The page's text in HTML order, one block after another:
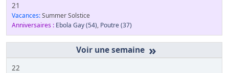
21
Vacances:Summer Solstice
Anniversaires : Ebola Gay(54), Poutre(37)
»
22